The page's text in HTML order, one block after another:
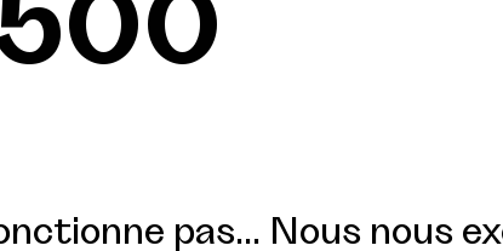
pas... Nous nous